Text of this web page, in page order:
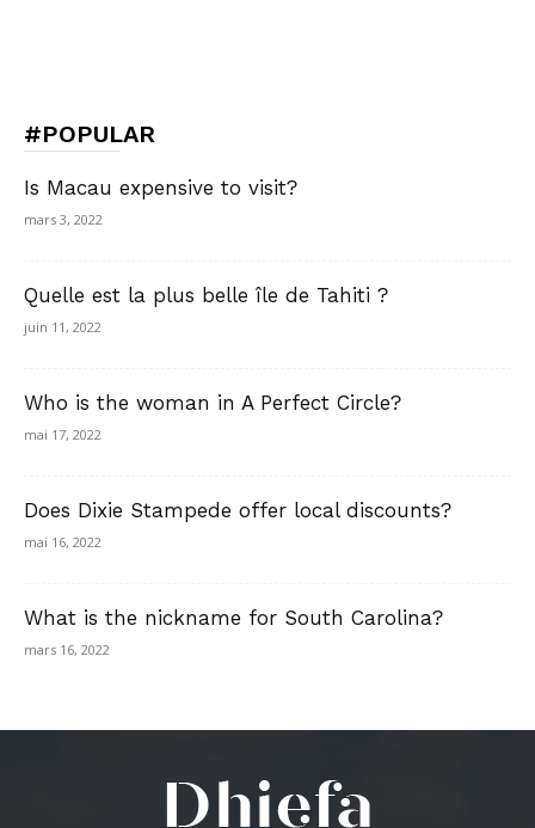
#POPULAR
Is Macau expensive to visit?
mars 3, 2022
Quelle est la plus belle île de Tahiti ?
juin 11, 2022
Who is the woman in A Perfect Circle?
mai 17, 2022
Does Dixie Stampede offer local discounts?
mai 16, 2022
What is the nickname for South Carolina?
mars 16, 2022